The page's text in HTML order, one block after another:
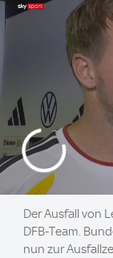
Der Ausfall von
DFB-Team.
nun zur